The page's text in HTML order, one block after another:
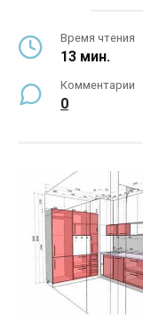
Время чтения
13 мин.
Комментарии
0